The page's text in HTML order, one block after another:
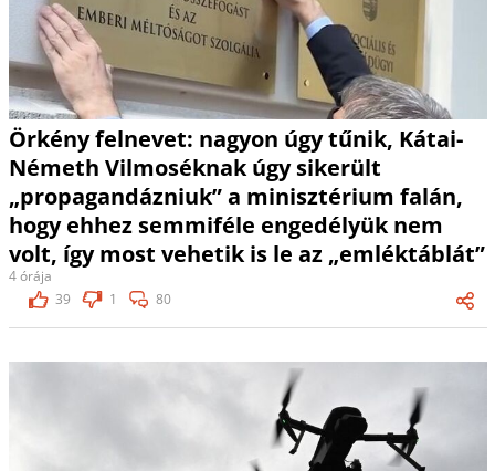
Örkény felnevet: nagyon úgy tűnik, Kátai-
Németh Vilmoséknak úgy sikerült
„propagandázniuk” a minisztérium falán,
hogy ehhez semmiféle engedélyük nem
volt, így most vehetik is le az „emléktáblát”
4 órája
39
1 80